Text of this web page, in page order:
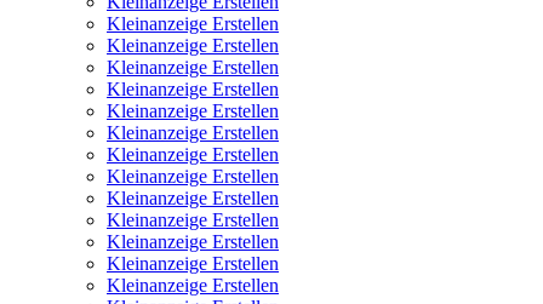
Kleinanzeige Erstellen
Kleinanzeige Erstellen
Kleinanzeige Erstellen
Kleinanzeige Erstellen
Kleinanzeige Erstellen
Kleinanzeige Erstellen
Kleinanzeige Erstellen
Kleinanzeige Erstellen
Kleinanzeige Erstellen
Kleinanzeige Erstellen
Kleinanzeige Erstellen
Kleinanzeige Erstellen
Kleinanzeige Erstellen